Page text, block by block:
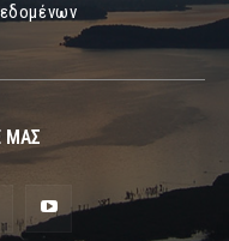
ΜΑΣ